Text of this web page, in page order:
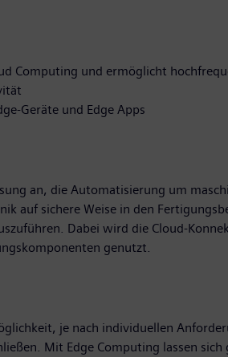
Computing und ermöglicht
Geräte und Edge Apps
an, die Automatisierung um
auf sichere Weise in den
Dabei wird die Cloud-
genutzt.
je nach individuellen
Mit Edge Computing lassen